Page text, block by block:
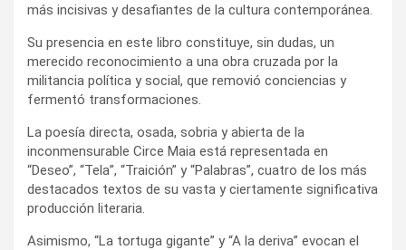
más incisivas y desafiantes de la cultura contemporánea.
Su presencia en este libro constituye, sin dudas, un
merecido reconocimiento a una obra cruzada por la
militancia política y social, que removió conciencias y
fermentó transformaciones.
La poesía directa, osada, sobria y abierta de la
inconmensurable Circe Maia está representada en
“Deseo”, “Tela”, “Traición” y “Palabras”, cuatro de los más
destacados textos de su vasta y ciertamente significativa
producción literaria.
Asimismo, “La tortuga gigante” y “A la deriva” evocan el